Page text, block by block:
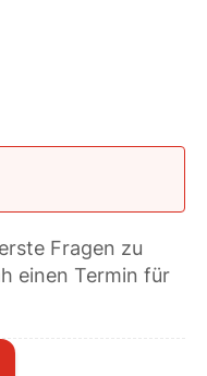
Fragen zu
einen Termin für